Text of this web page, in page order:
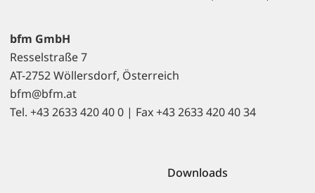
bfm GmbH
Resselstraße 7
AT-2752 Wöllersdorf, Österreich
bfm@bfm.at
Tel. +43 2633 420 40 0 | Fax +43 2633 420 40 34
Downloads